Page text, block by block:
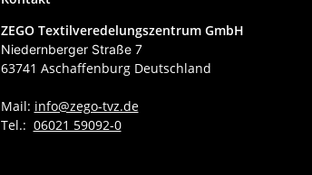
ZEGO Textilveredelungszentrum GmbH
Niedernberger Straße 7
63741 Aschaffenburg Deutschland
Mail: info@zego-tvz.de
Tel.: 06021 59092-0